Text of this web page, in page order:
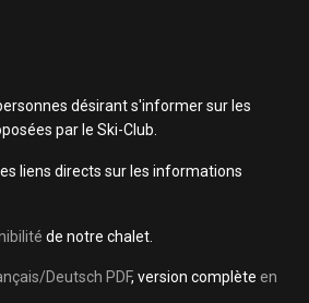
désirant s'informer sur les
par le Ski-Club.
liens directs sur les informations
de notre chalet.
Deutsch PDF, version complète en